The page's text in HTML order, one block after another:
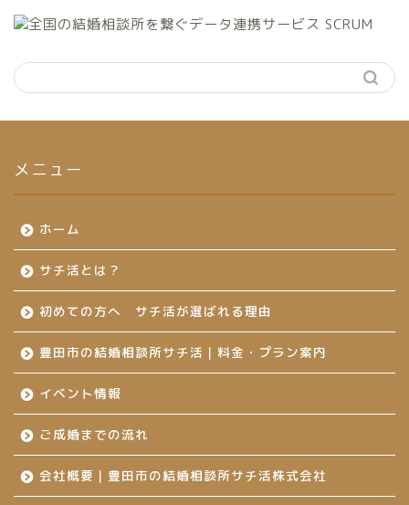
メニュー
ホーム
サチ活とは？
初めての方へ サチ活が選ばれる理由
豊田市の結婚相談所サチ活｜料金・プラン案内
イベント情報
ご成婚までの流れ
会社概要｜豊田市の結婚相談所サチ活株式会社